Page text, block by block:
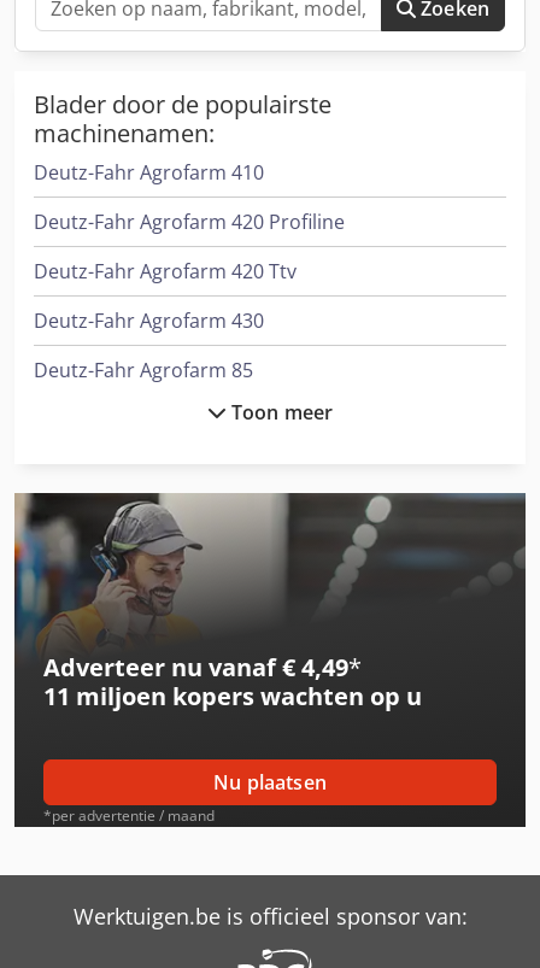
Zoeken
Blader door de populairste
machinenamen:
Deutz-Fahr Agrofarm 410
Deutz-Fahr Agrofarm 420 Profiline
Deutz-Fahr Agrofarm 420 Ttv
Deutz-Fahr Agrofarm 430
Deutz-Fahr Agrofarm 85
Deutz-Fahr Agroplus 410
Deutz-Fahr Agroplus F420
Deutz-Fahr Agroplus S420
Deutz-Fahr Agroplus V420
Deutz-Fahr Agrotron 108
Deutz-Fahr Agrotron 115
Deutz-Fahr Agrotron 118
Deutz-Fahr Agrotron 135
Deutz-Fahr Agrotron 165
Deutz-Fahr Agrotron 175
Toon meer
Adverteer nu vanaf € 4,49*
11 miljoen koperswachten op u
Nu plaatsen
*per advertentie / maand
Werktuigen.be is officieel sponsor van: